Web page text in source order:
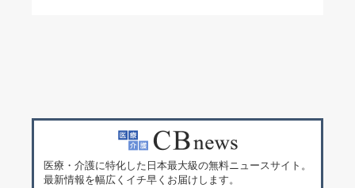
医療・介護に特化した日本最大級の無料ニュースサイト。
最新情報を幅広くイチ早くお届けします。